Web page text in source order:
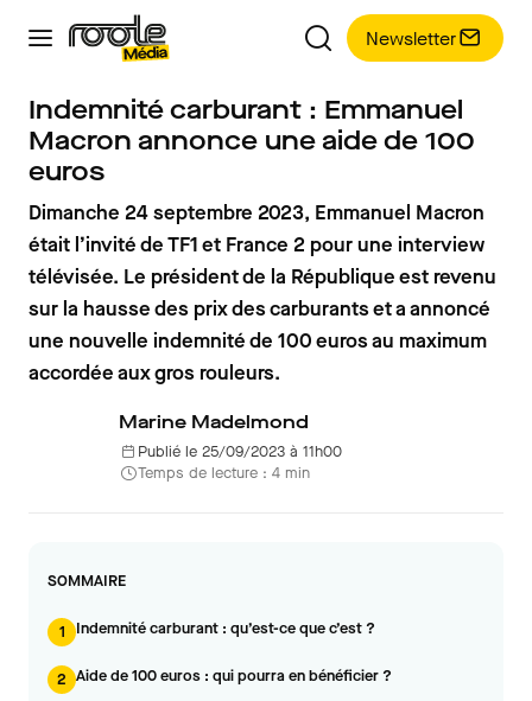
Newsletter
Indemnité carburant : Emmanuel
Macron annonce une aide de 100
euros
Dimanche 24 septembre 2023, Emmanuel Macron
était l’invité de TF1 et France 2 pour une interview
télévisée. Le président de la République est revenu
sur la hausse des prix des carburants et a annoncé
une nouvelle indemnité de 100 euros au maximum
accordée aux gros rouleurs.
Marine Madelmond
Publié le 25/09/2023 à 11h00
Temps de lecture : 4 min
SOMMAIRE
1 Indemnité carburant : qu’est-ce que c’est ?
2 Aide de 100 euros : qui pourra en bénéficier ?